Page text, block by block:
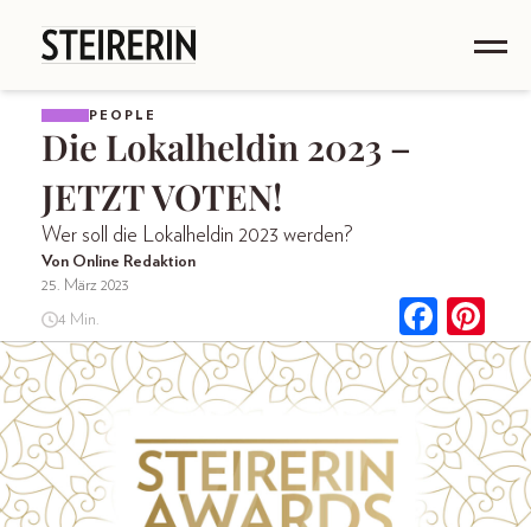
PEOPLE
Die Lokalheldin 2023 –
JETZT VOTEN!
Wer soll die Lokalheldin 2023 werden?
Von Online Redaktion
25. März 2023
4 Min.